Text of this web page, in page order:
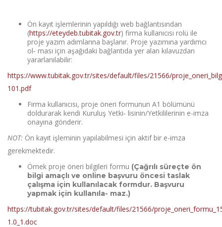
Ön kayıt işlemlerinin yapıldığı web bağlantısından
(https://eteydeb.tubitak.gov.tr) firma kullanıcısı rolü ile
proje yazım adımlarına başlanır. Proje yazımına yardımcı
ol‐ ması için aşağıdaki bağlantıda yer alan kılavuzdan
yararlanılabilir:
https://www.tubitak.gov.tr/sites/default/files/21566/
101.pdf
Firma kullanıcısı, proje öneri formunun A1 bölümünü
doldurarak kendi Kuruluş Yetki‐ lisinin/Yetkililerinin e-imza
onayına gönderir.
NOT: Ön kayıt işleminin yapılabilmesi için aktif bir e-imza
gerekmektedir.
Örnek proje öneri bilgileri formu (Çağrılı süreçte ön
bilgi amaçlı ve online başvuru öncesi taslak
çalışma için kullanılacak formdur. Başvuru
yapmak için kullanıla- maz.)
https://tubitak.gov.tr/sites/default/files/21566/
1.0_1.doc